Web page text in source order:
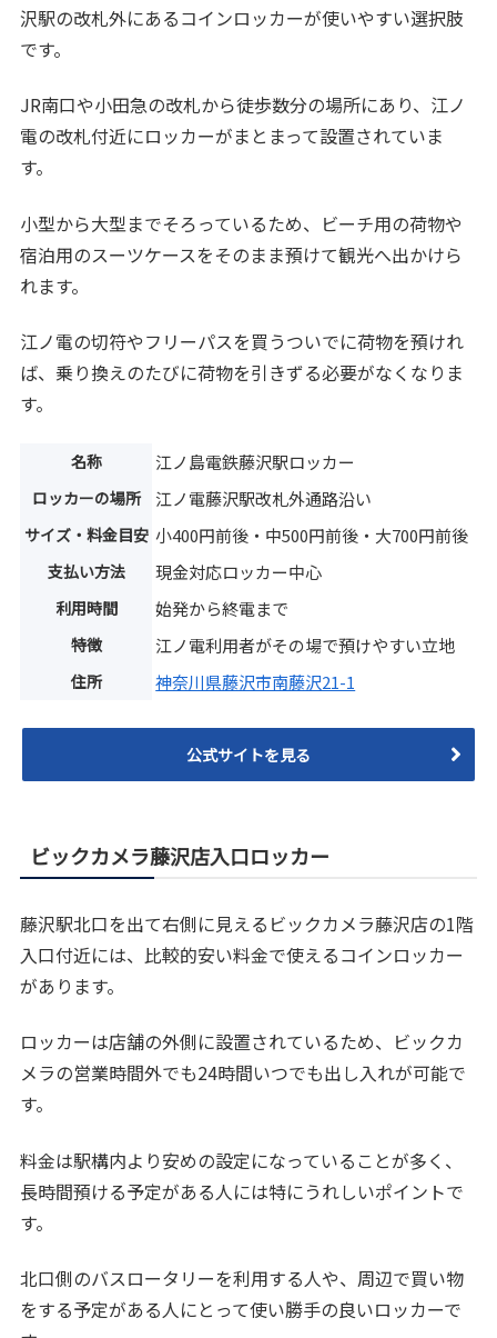
沢駅の改札外にあるコインロッカーが使いやすい選択肢
です。
JR南口や小田急の改札から徒歩数分の場所にあり、江ノ
電の改札付近にロッカーがまとまって設置されていま
す。
小型から大型までそろっているため、ビーチ用の荷物や
宿泊用のスーツケースをそのまま預けて観光へ出かけら
れます。
江ノ電の切符やフリーパスを買うついでに荷物を預けれ
ば、乗り換えのたびに荷物を引きずる必要がなくなりま
す。
名称 江ノ島電鉄藤沢駅ロッカー
ロッカーの場所 江ノ電藤沢駅改札外通路沿い
サイズ・料金目安 小400円前後・中500円前後・大700円前後
支払い方法 現金対応ロッカー中心
利用時間 始発から終電まで
特徴 江ノ電利用者がその場で預けやすい立地
住所 神奈川県藤沢市南藤沢21-1
公式サイトを見る
ビックカメラ藤沢店入口ロッカー
藤沢駅北口を出て右側に見えるビックカメラ藤沢店の1階
入口付近には、比較的安い料金で使えるコインロッカー
があります。
ロッカーは店舗の外側に設置されているため、ビックカ
メラの営業時間外でも24時間いつでも出し入れが可能で
す。
料金は駅構内より安めの設定になっていることが多く、
長時間預ける予定がある人には特にうれしいポイントで
す。
北口側のバスロータリーを利用する人や、周辺で買い物
をする予定がある人にとって使い勝手の良いロッカーで